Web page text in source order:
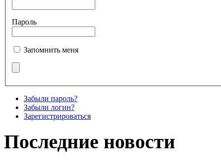
Пароль
Запомнить меня
Забыли пароль?
Забыли логин?
Зарегистрироваться
Последние новости